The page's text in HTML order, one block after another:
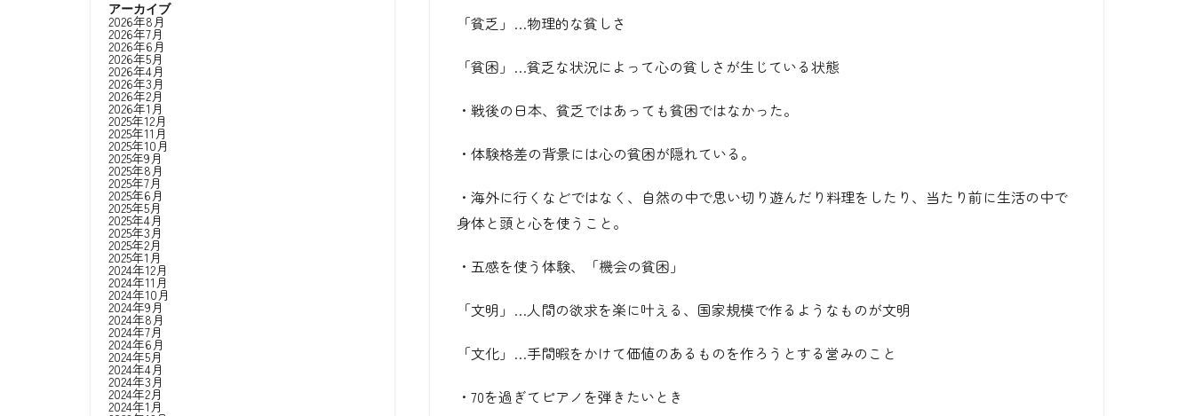
「貧乏」…物理的な貧しさ
「貧困」…貧乏な状況によって心の貧しさが生じている状態
・戦後の日本、貧乏ではあっても貧困ではなかった。
・体験格差の背景には心の貧困が隠れている。
・海外に行くなどではなく、自然の中で思い切り遊んだり料理をしたり、当たり前に生活の中で
身体と頭と心を使うこと。
・五感を使う体験、「機会の貧困」
「文明」…人間の欲求を楽に叶える、国家規模で作るようなものが文明
「文化」…手間暇をかけて価値のあるものを作ろうとする営みのこと
・70を過ぎてピアノを弾きたいとき
アーカイブ
2026年8月
2026年7月
2026年6月
2026年5月
2026年4月
2026年3月
2026年2月
2026年1月
2025年12月
2025年11月
2025年10月
2025年9月
2025年8月
2025年7月
2025年6月
2025年5月
2025年4月
2025年3月
2025年2月
2025年1月
2024年12月
2024年11月
2024年10月
2024年9月
2024年8月
2024年7月
2024年6月
2024年5月
2024年4月
2024年3月
2024年2月
2024年1月